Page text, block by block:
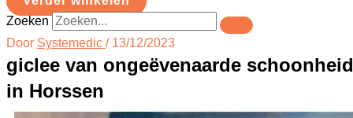
Zoeken
Door Systemedic / 13/12/2023
giclee van ongeëvenaarde schoonheid
in Horssen